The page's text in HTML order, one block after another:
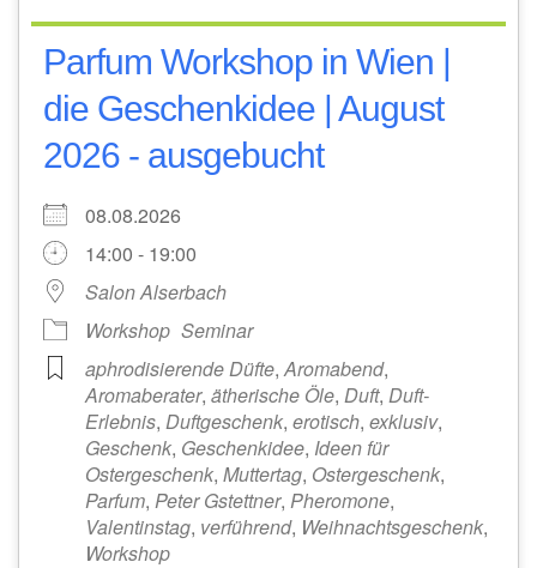
Parfum Workshop in Wien |
die Geschenkidee | August
2026 - ausgebucht
08.08.2026
14:00 - 19:00
Salon Alserbach
Workshop Seminar
aphrodisierende Düfte,Aromabend,
Aromaberater, ätherische Öle, Duft, Duft-
Erlebnis, Duftgeschenk, erotisch, exklusiv,
Geschenk, Geschenkidee, Ideen für
Ostergeschenk, Muttertag, Ostergeschenk,
Parfum, Peter Gstettner, Pheromone,
Valentinstag, verführend, Weihnachtsgeschenk,
Workshop